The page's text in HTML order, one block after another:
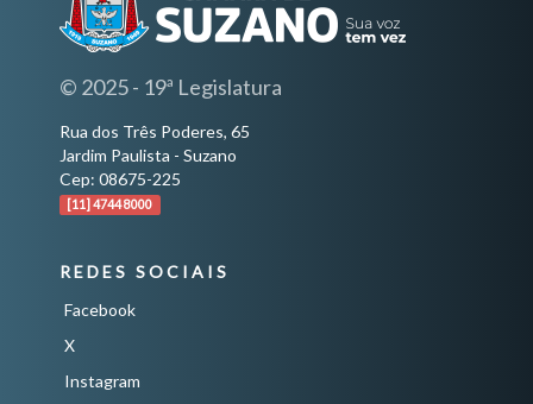
© 2025 - 19ª Legislatura
Rua dos Três Poderes, 65
Jardim Paulista - Suzano
Cep: 08675-225
[11] 4744 8000
REDES SOCIAIS
Facebook
X
Instagram